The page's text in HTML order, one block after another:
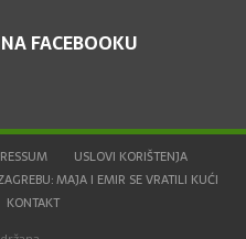
FACEBOOKU
USLOVI KORIŠTENJA
MAJA I EMIR SE VRATILI KUĆI
KONTAKT